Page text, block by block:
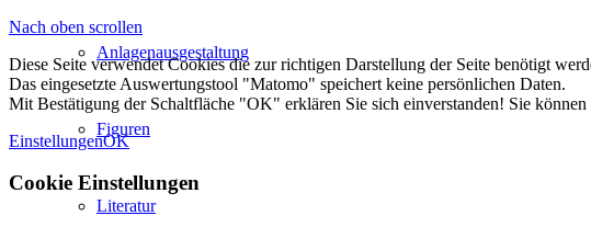
Anlagenausgestaltung
Figuren
Literatur
Nach oben scrollen
Diese Seite verwendet Cookies die zur richtigen Darstellung der Seite benötigt
Das eingesetzte Auswertungstool "Matomo" speichert keine persönlichen Daten.
Mit Bestätigung der Schaltfläche "OK" erklären Sie sich einverstanden! Sie
EinstellungenOK
Cookie Einstellungen